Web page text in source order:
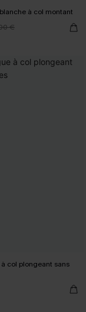
à col montant
€
col plongeant sans